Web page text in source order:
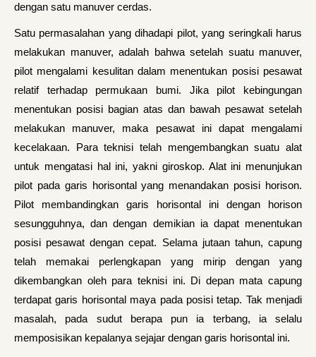
dengan satu manuver cerdas.
Satu permasalahan yang dihadapi pilot, yang seringkali harus
melakukan manuver, adalah bahwa setelah suatu manuver,
pilot mengalami kesulitan dalam menentukan posisi pesawat
relatif terhadap permukaan bumi. Jika pilot kebingungan
menentukan posisi bagian atas dan bawah pesawat setelah
melakukan manuver, maka pesawat ini dapat mengalami
kecelakaan. Para teknisi telah mengembangkan suatu alat
untuk mengatasi hal ini, yakni giroskop. Alat ini menunjukan
pilot pada garis horisontal yang menandakan posisi horison.
Pilot membandingkan garis horisontal ini dengan horison
sesungguhnya, dan dengan demikian ia dapat menentukan
posisi pesawat dengan cepat. Selama jutaan tahun, capung
telah memakai perlengkapan yang mirip dengan yang
dikembangkan oleh para teknisi ini. Di depan mata capung
terdapat garis horisontal maya pada posisi tetap. Tak menjadi
masalah, pada sudut berapa pun ia terbang, ia selalu
memposisikan kepalanya sejajar dengan garis horisontal ini.